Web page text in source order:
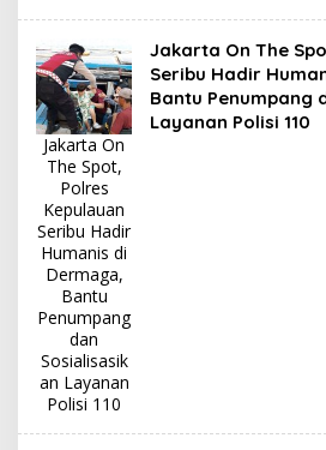
Jakarta On
The Spot,
Polres
Kepulauan
Seribu Hadir
Humanis di
Dermaga,
Bantu
Penumpang
dan
Sosialisasik
an Layanan
Polisi 110
Jakarta On The
Seribu Hadir
Bantu Penumpang
Layanan Polisi 110